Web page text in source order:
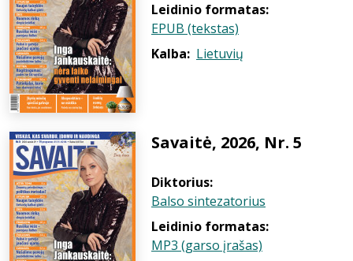
Leidinio formatas:
EPUB (tekstas)
Kalba: Lietuvių
Savaitė, 2026, Nr. 5
Diktorius:
Balso sintezatorius
Leidinio formatas:
MP3 (garso įrašas)